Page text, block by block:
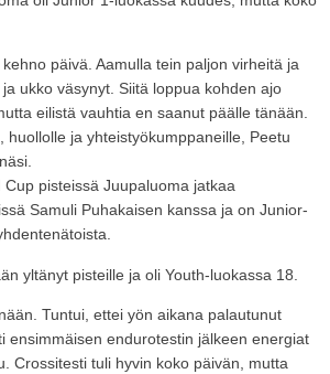
päivä. Aamulla tein paljon virheitä ja
ukko väsynyt. Siitä loppua kohden ajo
eilistä vauhtia en saanut päälle tänään.
huollolle ja yhteistyökumppaneille, Peetu
pisteissä Juupaluoma jatkaa
Samuli Puhakaisen kanssa ja on Junior-
yltänyt pisteille ja oli Youth-luokassa 18.
Tuntui, ettei yön aikana palautunut
ensimmäisen endurotestin jälkeen energiat
Crossitesti tuli hyvin koko päivän, mutta